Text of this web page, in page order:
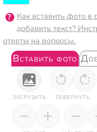
Как вставить фото в
добавить текст?
ответы на вопросы.
Вставить фото
ЗАГРУЗИТЬ ПОВЕРНУТЬ